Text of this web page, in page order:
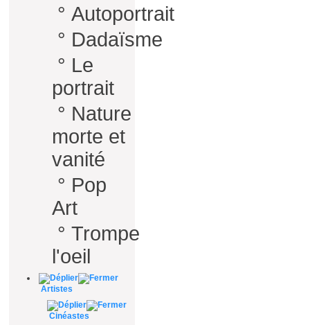
° Autoportrait
° Dadaïsme
° Le
portrait
° Nature
morte et
vanité
° Pop
Art
° Trompe
l'oeil
Artistes
Cinéastes